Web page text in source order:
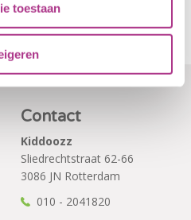
toestaan
Contact
Kiddoozz
Sliedrechtstraat 62-66
3086 JN Rotterdam
010 - 2041820